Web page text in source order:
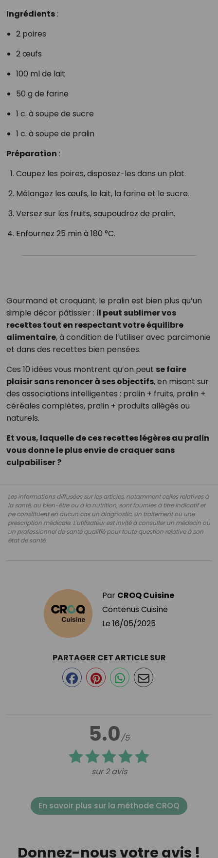
Ingrédients:
2 poires
2 œufs
100 ml de lait
50 g de farine
1 c. à soupe de sucre
1 c. à soupe de pralin
Préparation :
Coupez les poires, disposez-les dans un plat.
Mélangez les œufs, le lait, la farine et le sucre.
Versez sur les fruits, saupoudrez de pralin.
Enfournez 25 min à 180 °C.
Gourmand et croquant, le pralin est bien plus qu’un
simple décor pâtissier : il peut sublimer vos
recettes tout en respectant votre équilibre
alimentaire, à condition de l’utiliser avec parcimonie
et dans des recettes bien pensées.
Ces 10 idées vous montrent qu’on peut se faire
plaisir sans renoncer à ses objectifs, en misant sur
des associations intelligentes : pralin + fruits, pralin +
céréales complètes, pralin + produits allégés ou
naturels.
Et vous, laquelle de ces recettes légères au pralin
vous donne le plus envie de craquer sans
culpabiliser ?
Les informations diffusées sur les articles, notamment celles relatives à
la santé, au bien-être ou à la nutrition, sont fournies à titre indicatif et
ne constituent en aucun cas un diagnostic, un traitement ou une
prescription médicale. L'utilisateur est invité à consulter un médecin ou
un professionnel de santé qualifié pour toute question relative à son
état de santé.
Par CROQ Cuisine
Contenus Cuisine
Le 16/05/2025
5.0/5
sur 2 avis
PARTAGER CET ARTICLE SUR
En savoir plus sur la méthode CROQ
Donnez-nous votre avis !